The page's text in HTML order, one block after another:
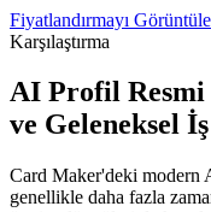
Fiyatlandırmayı Görüntüle
Karşılaştırma
AI Profil
ve Geleneksel İş
Card Maker'deki modern
genellikle daha fazla